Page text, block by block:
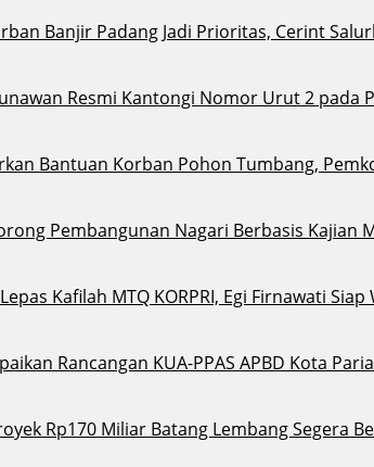
Banjir Padang Jadi Prioritas, Cerint
Resmi Kantongi Nomor Urut 2 pada
Bantuan Korban Pohon Tumbang,
Pembangunan Nagari Berbasis Kajian
Kafilah MTQ KORPRI, Egi Firnawati
Rancangan KUA-PPAS APBD Kota
Rp170 Miliar Batang Lembang Segera